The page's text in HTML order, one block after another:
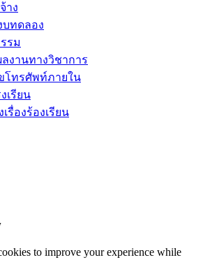
าง
บทดลอง
รม
ลงานทางวิชาการ
โทรศัพท์ภายใน
เรียน
รื่องร้องเรียน
to improve your experience while